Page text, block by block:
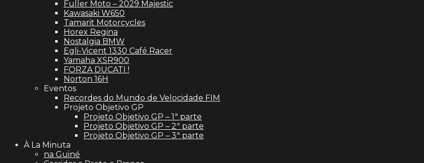
Fuller Moto – 2029 Majestic
Kawasaki W650
Tamarit Motorcycles
Horex Regina
Nostalgia BMW
Egli-Vicent 1330 Café Racer
Yamaha XSR900
FORZA DUCATI !
Norton 16H
Eventos
Recordes do Mundo de Velocidade FIM
Projeto Objetivo GP
Projeto Objetivo GP – 1ª parte
Projeto Objetivo GP – 2ª parte
Projeto Objetivo GP – 3ª parte
À La Minuta
na Guiné